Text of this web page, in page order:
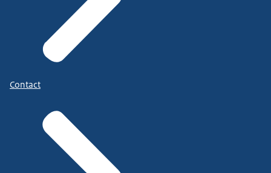
Contact